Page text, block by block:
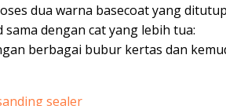
dua warna basecoat yang
dengan cat yang lebih tua:
berbagai bubur kertas dan